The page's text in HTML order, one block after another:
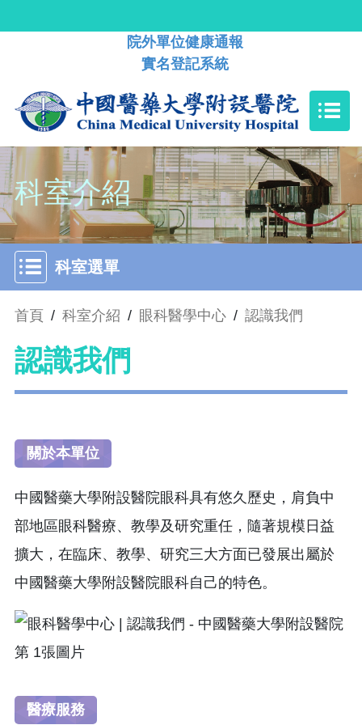
院外單位健康通報
實名登記系統
科室介紹
科室選單
首頁 / 科室介紹 / 眼科醫學中心 / 認識我們
認識我們
關於本單位
中國醫藥大學附設醫院眼科具有悠久歷史，肩負中
部地區眼科醫療、教學及研究重任，隨著規模日益
擴大，在臨床、教學、研究三大方面已發展出屬於
中國醫藥大學附設醫院眼科自己的特色。
醫療服務